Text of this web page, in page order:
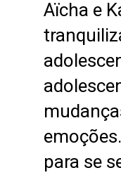
Aïcha e
para se